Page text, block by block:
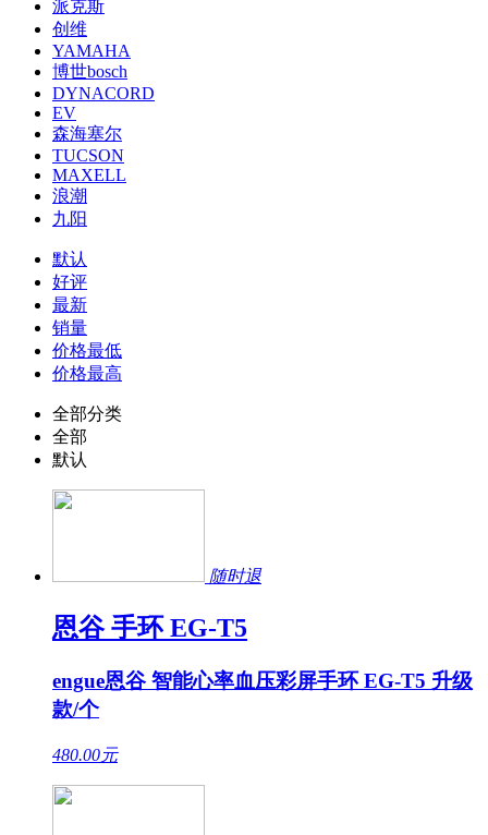
派克斯
创维
YAMAHA
博世bosch
DYNACORD
EV
森海塞尔
TUCSON
MAXELL
浪潮
九阳
默认
好评
最新
销量
价格最低
价格最高
全部分类
全部
默认
随时退
恩谷 手环 EG-T5
engue恩谷 智能心率血压彩屏手环 EG-T5 升级
款/个
480.00元